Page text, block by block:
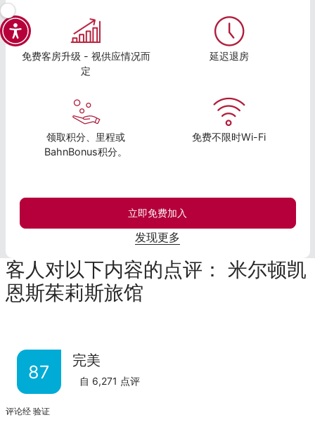
免费客房升级 - 视供应情况而
定
延迟退房
领取积分、里程或
BahnBonus积分。
免费不限时Wi-Fi
立即免费加入
发现更多
客人对以下内容的点评： 米尔顿凯
恩斯茱莉斯旅馆
87
完美
自 6,271 点评
评论经 验证